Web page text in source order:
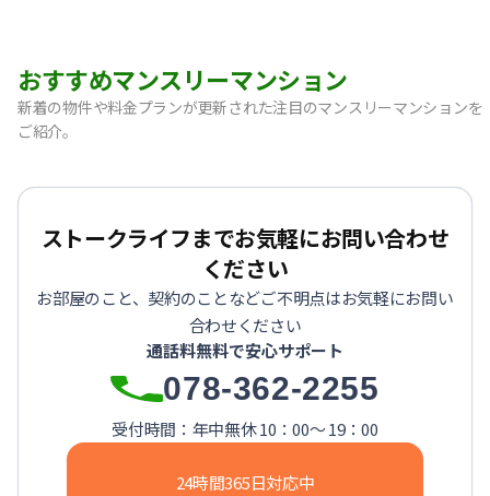
おすすめマンスリーマンション
新着の物件や料金プランが更新された注目のマンスリーマンションを
ご紹介。
【神戸市中央区・阪急春日野道】Sステイ三宮東フィール
【灘区・JR六甲道】Sステイ六甲道SOUTH・OL｜禁煙ル
【東灘区・摂津本山】Sステイ本山サンハイツOL｜禁煙
【東灘区・JR住吉】Sステイ神戸住吉本町OL｜禁煙ルーム
【東灘区・阪神御影】Sステイ御影本町OL｜禁煙ルーム・
【神戸・春日野道】Sステイ三宮東アスヴェル｜禁煙ルー
【西宮北口】Sステイ西宮北口第２｜禁煙ルーム・Wi-Fi
【西宮北口】Sステイ西宮北口第２｜禁煙ルーム・Wi-Fi
【神戸・三宮】Sステイ神戸三宮レガニール｜禁煙ルーム
ストークライフまでお気軽にお問い合わせ
ください
お部屋のこと、契約のことなどご不明点はお気軽にお問い
合わせください
通話料無料で安心サポート
078-362-2255
受付時間：年中無休 10：00～ 19：00
24時間365日対応中